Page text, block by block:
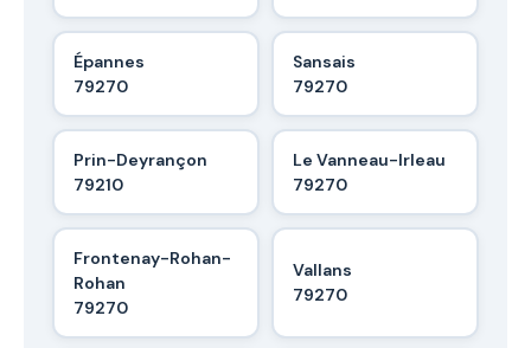
Épannes
79270
Sansais
79270
Prin-Deyrançon
79210
Le Vanneau-Irleau
79270
Frontenay-Rohan-
Rohan
79270
Vallans
79270